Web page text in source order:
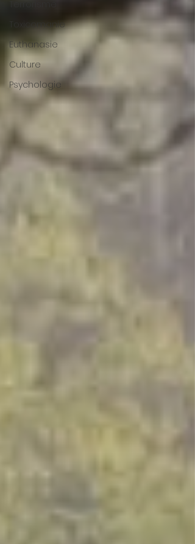
Toxicomanie
Euthanasie
Culture
Psychologie